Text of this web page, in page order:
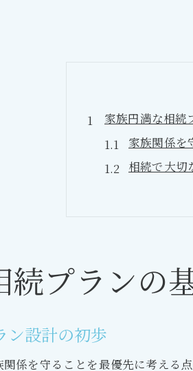
家族円満な相続
家族関係を
相続で大切
相続プラ
相続で揉め
法的トラブ
続プランの
ン設計の初歩
係を守ることを最優先に考える